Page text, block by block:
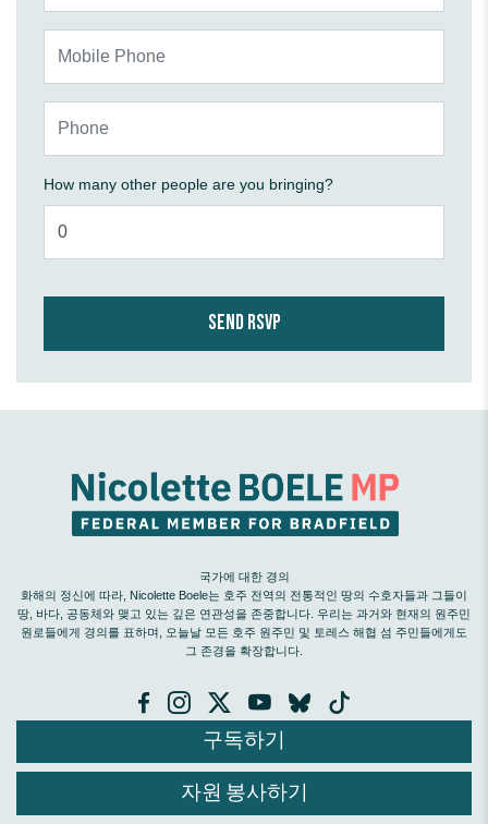
How many other people are you bringing?
국가에 대한 경의
화해의 정신에 따라, Nicolette Boele는 호주 전역의 전통적인 땅의 수호자들과 그들이
땅, 바다, 공동체와 맺고 있는 깊은 연관성을 존중합니다. 우리는 과거와 현재의 원주민
원로들에게 경의를 표하며, 오늘날 모든 호주 원주민 및 토레스 해협 섬 주민들에게도
그 존경을 확장합니다.
구독하기
자원 봉사하기